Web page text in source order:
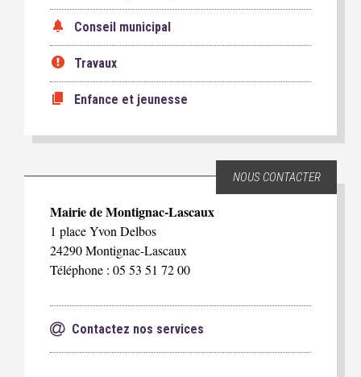
Conseil municipal
Travaux
Enfance et jeunesse
NOUS CONTACTER
Mairie de Montignac-Lascaux
1 place Yvon Delbos
24290 Montignac-Lascaux
Téléphone : 05 53 51 72 00
Contactez nos services